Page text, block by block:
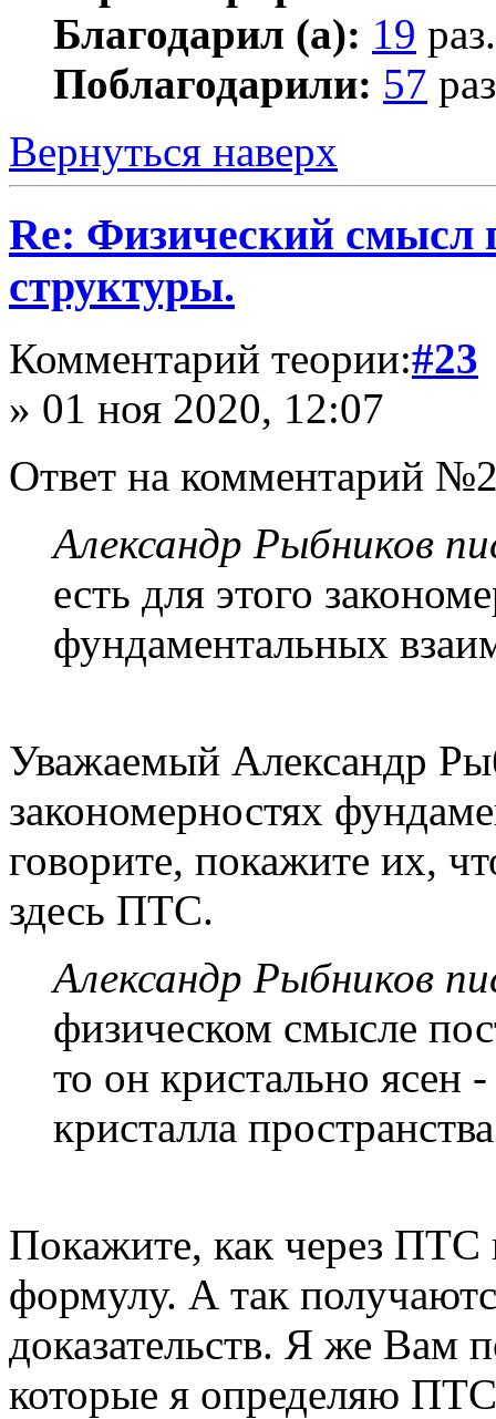
Благодарил (а): 19 раз.
Поблагодарили: 57
Вернуться наверх
Re: Физический смысл
структуры.
Комментарий теории:#23
» 01 ноя 2020, 12:07
Ответ на комментарий
Александр Рыбников
есть для этого
фундаментальных
Уважаемый Александр
закономерностях
говорите, покажите их,
здесь ПТС.
Александр Рыбников
физическом смысле
то он кристально ясен
кристалла
Покажите, как через ПТС
формулу. А так
доказательств. Я же Вам
которые я определяю